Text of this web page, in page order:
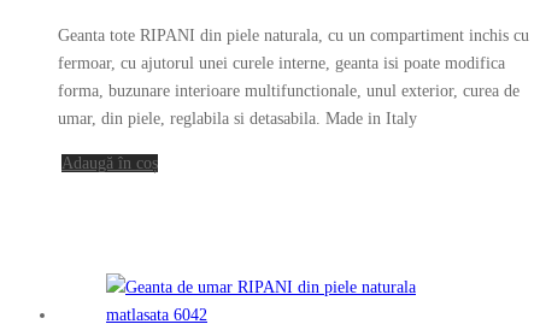
a
fost:
1,520.00 lei.
este:
829.00 lei.
Geanta tote RIPANI din piele naturala, cu un compartiment inchis cu
fermoar, cu ajutorul unei curele interne, geanta isi poate modifica
forma, buzunare interioare multifunctionale, unul exterior, curea de
umar, din piele, reglabila si detasabila. Made in Italy
Adaugă în coș